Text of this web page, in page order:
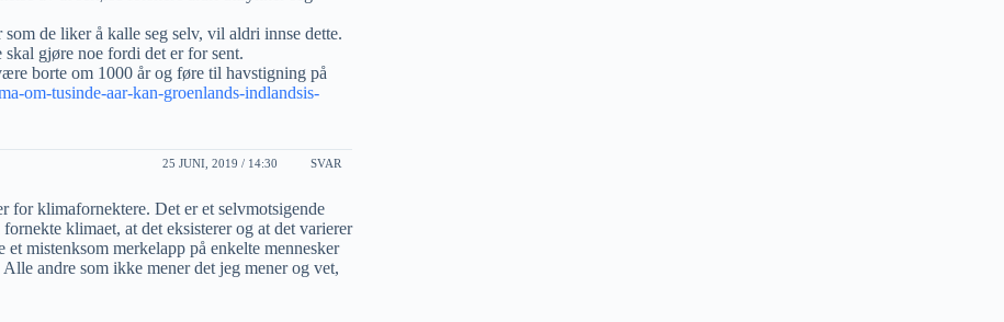
de liker å kalle seg selv, vil aldri innse dette.
gjøre noe fordi det er for sent.
borte om 1000 år og føre til havstigning på
om-tusinde-aar-kan-groenlands-indlandsis-
25 JUNI, 2019 / 14:30 SVAR
for klimafornektere. Det er et selvmotsigende
klimaet, at det eksisterer og at det varierer
et mistenksom merkelapp på enkelte mennesker
andre som ikke mener det jeg mener og vet,